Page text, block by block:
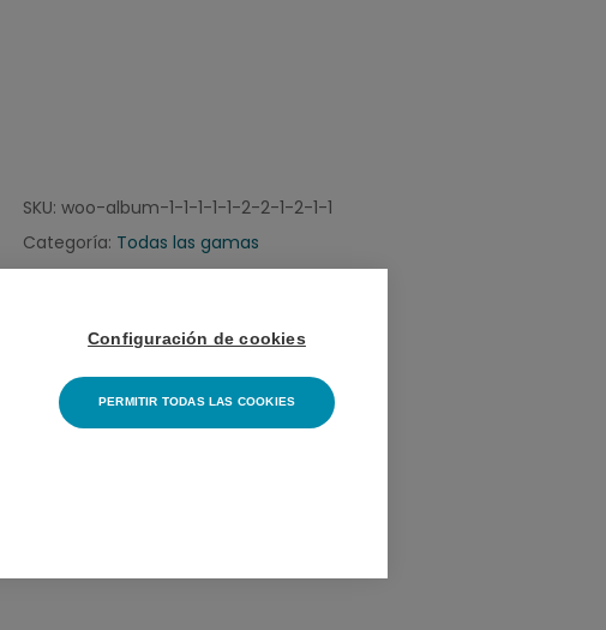
SKU:woo-album-1-1-1-1-1-2-2-1-2-1-1
Categoría: Todas las gamas
Configuración de cookies
PERMITIR TODAS LAS COOKIES